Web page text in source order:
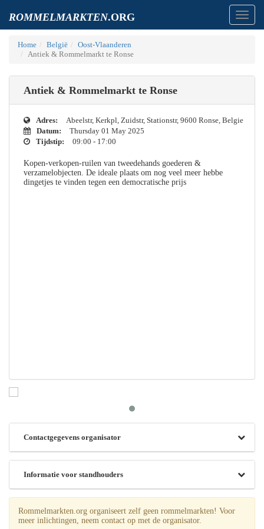
ROMMELMARKTEN.ORG
Home België
Oost-Vlaanderen
Antiek & Rommelmarkt te Ronse
Antiek & Rommelmarkt te Ronse
Adres:
Abeelstr, Kerkpl, Zuidstr, Stationstr, 9600 Ronse, Belgie
Datum:
Thursday 01 May 2025
Tijdstip:
09:00 - 17:00
Kopen-verkopen-ruilen van tweedehands goederen &
verzamelobjecten. De ideale plaats om nog veel meer hebbe
dingetjes te vinden tegen een democratische prijs
Contactgegevens organisator
Informatie voor standhouders
Rommelmarkten.org organiseert zelf geen rommelmarkten! Voor
meer inlichtingen, neem contact op met de organisator.